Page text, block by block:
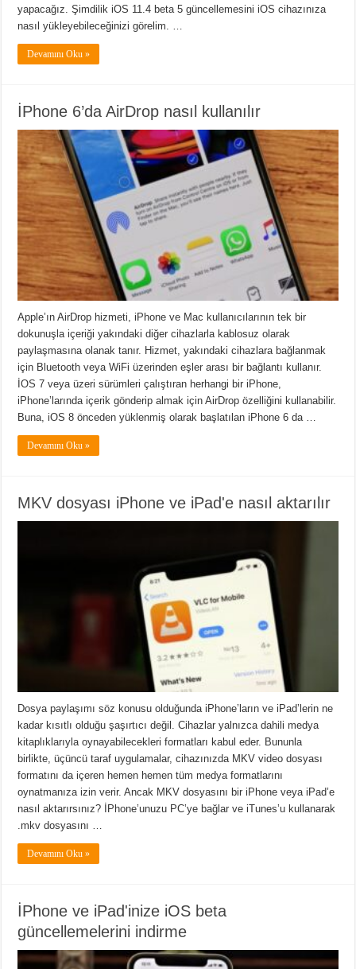
yapacağız. Şimdilik iOS 11.4 beta 5 güncellemesini iOS cihazınıza
nasıl yükleyebileceğinizi görelim. …
Devamını Oku »
İPhone 6’da AirDrop nasıl kullanılır
Apple’ın AirDrop hizmeti, iPhone ve Mac kullanıcılarının tek bir
dokunuşla içeriği yakındaki diğer cihazlarla kablosuz olarak
paylaşmasına olanak tanır. Hizmet, yakındaki cihazlara bağlanmak
için Bluetooth veya WiFi üzerinden eşler arası bir bağlantı kullanır.
İOS 7 veya üzeri sürümleri çalıştıran herhangi bir iPhone,
iPhone’larında içerik gönderip almak için AirDrop özelliğini kullanabilir.
Buna, iOS 8 önceden yüklenmiş olarak başlatılan iPhone 6 da …
Devamını Oku »
MKV dosyası iPhone ve iPad'e nasıl aktarılır
Dosya paylaşımı söz konusu olduğunda iPhone’ların ve iPad’lerin ne
kadar kısıtlı olduğu şaşırtıcı değil. Cihazlar yalnızca dahili medya
kitaplıklarıyla oynayabilecekleri formatları kabul eder. Bununla
birlikte, üçüncü taraf uygulamalar, cihazınızda MKV video dosyası
formatını da içeren hemen hemen tüm medya formatlarını
oynatmanıza izin verir. Ancak MKV dosyasını bir iPhone veya iPad’e
nasıl aktarırsınız? İPhone’unuzu PC’ye bağlar ve iTunes’u kullanarak
.mkv dosyasını …
Devamını Oku »
İPhone ve iPad'inize iOS beta
güncellemelerini indirme